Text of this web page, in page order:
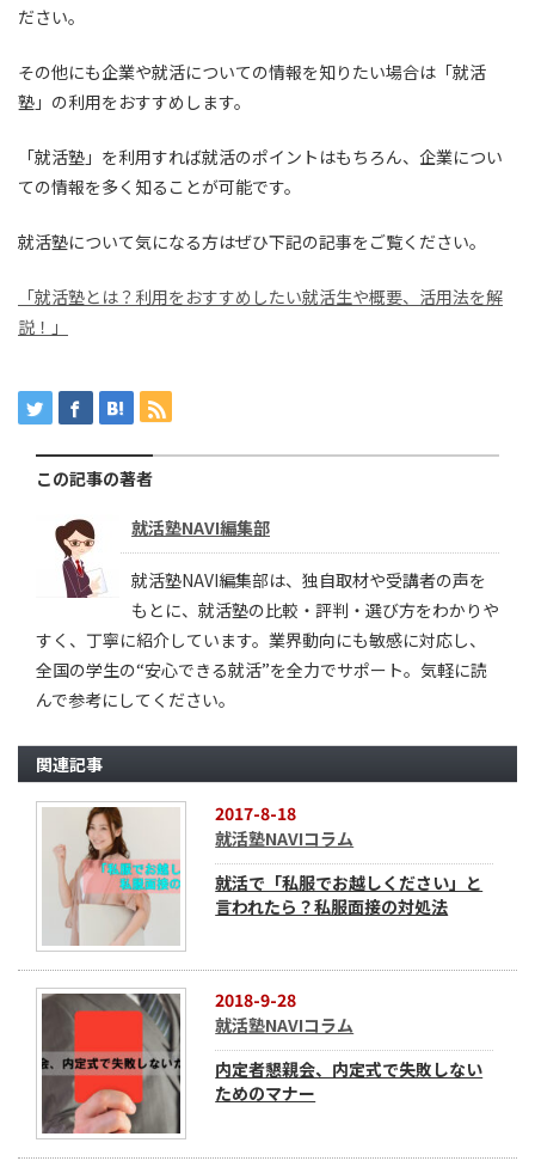
ださい。
その他にも企業や就活についての情報を知りたい場合は「就活
塾」の利用をおすすめします。
「就活塾」を利用すれば就活のポイントはもちろん、企業につい
ての情報を多く知ることが可能です。
就活塾について気になる方はぜひ下記の記事をご覧ください。
「就活塾とは？利用をおすすめしたい就活生や概要、活用法を解
説！」
この記事の著者
就活塾NAVI編集部
就活塾NAVI編集部は、独自取材や受講者の声を
もとに、就活塾の比較・評判・選び方をわかりや
すく、丁寧に紹介しています。業界動向にも敏感に対応し、
全国の学生の“安心できる就活”を全力でサポート。気軽に読
んで参考にしてください。
関連記事
2017-8-18
就活塾NAVIコラム
就活で「私服でお越しください」と
言われたら？私服面接の対処法
2018-9-28
就活塾NAVIコラム
内定者懇親会、内定式で失敗しない
ためのマナー